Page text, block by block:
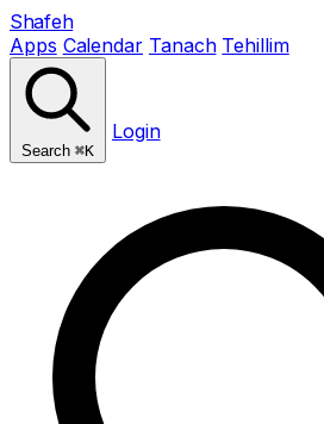
Shafeh
Apps Calendar Tanach Tehillim
Search ⌘K
Login